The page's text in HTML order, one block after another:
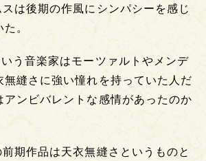
スは後期の作風にシンパシーを感じ
。
いう音楽家はモーツァルトやメンデ
無縫さに強い憧れを持っていた人だ
アンビバレントな感情があったのか
前期作品は天衣無縫さというものと